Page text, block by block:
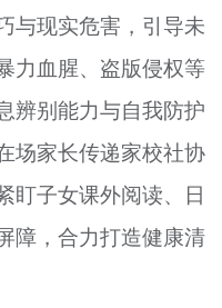
与现实危害，引导未
力血腥、盗版侵权等
辨别能力与自我防护
场家长传递家校社协
盯子女课外阅读、日
障，合力打造健康清